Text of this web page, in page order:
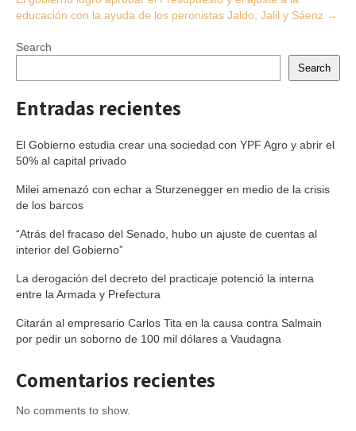
educación con la ayuda de los peronistas Jaldo, Jalil y Sáenz →
Search
Search
Entradas recientes
El Gobierno estudia crear una sociedad con YPF Agro y abrir el
50% al capital privado
Milei amenazó con echar a Sturzenegger en medio de la crisis
de los barcos
“Atrás del fracaso del Senado, hubo un ajuste de cuentas al
interior del Gobierno”
La derogación del decreto del practicaje potenció la interna
entre la Armada y Prefectura
Citarán al empresario Carlos Tita en la causa contra Salmain
por pedir un soborno de 100 mil dólares a Vaudagna
Comentarios recientes
No comments to show.